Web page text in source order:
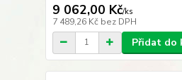
9 062,00 Kč/ks
7 489,26 Kč bez DPH
Přidat do